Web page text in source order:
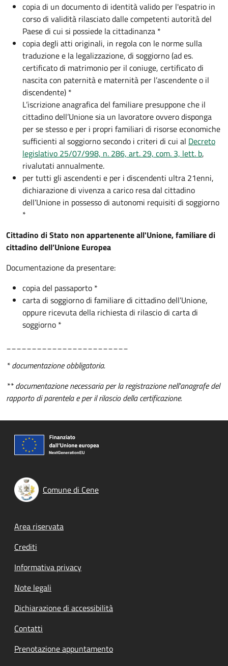
copia di un documento di identità valido per l'espatrio in
corso di validità rilasciato dalle competenti autorità del
Paese di cui si possiede la cittadinanza *
copia degli atti originali, in regola con le norme sulla
traduzione e la legalizzazione, di soggiorno (ad es.
certificato di matrimonio per il coniuge, certificato di
nascita con paternità e maternità per l’ascendente o il
discendente) *
L’iscrizione anagrafica del familiare presuppone che il
cittadino dell’Unione sia un lavoratore ovvero disponga
per se stesso e per i propri familiari di risorse economiche
sufficienti al soggiorno secondo i criteri di cui al Decreto
legislativo 25/07/998, n. 286, art. 29, com. 3, lett. b,
rivalutati annualmente.
per tutti gli ascendenti e per i discendenti ultra 21enni,
dichiarazione di vivenza a carico resa dal cittadino
dell’Unione in possesso di autonomi requisiti di soggiorno
*
Cittadino di Stato non appartenente all'Unione, familiare di
cittadino dell’Unione Europea
Documentazione da presentare:
copia del passaporto *
carta di soggiorno di familiare di cittadino dell’Unione,
oppure ricevuta della richiesta di rilascio di carta di
soggiorno *
* documentazione obbligatoria.
** documentazione necessaria per la registrazione nell'anagrafe del
rapporto di parentela e per il rilascio della certificazione.
Comune di Cene
Footer menu
Area riservata
Crediti
Informativa privacy
Note legali
Dichiarazione di accessibilità
Contatti
Prenotazione appuntamento